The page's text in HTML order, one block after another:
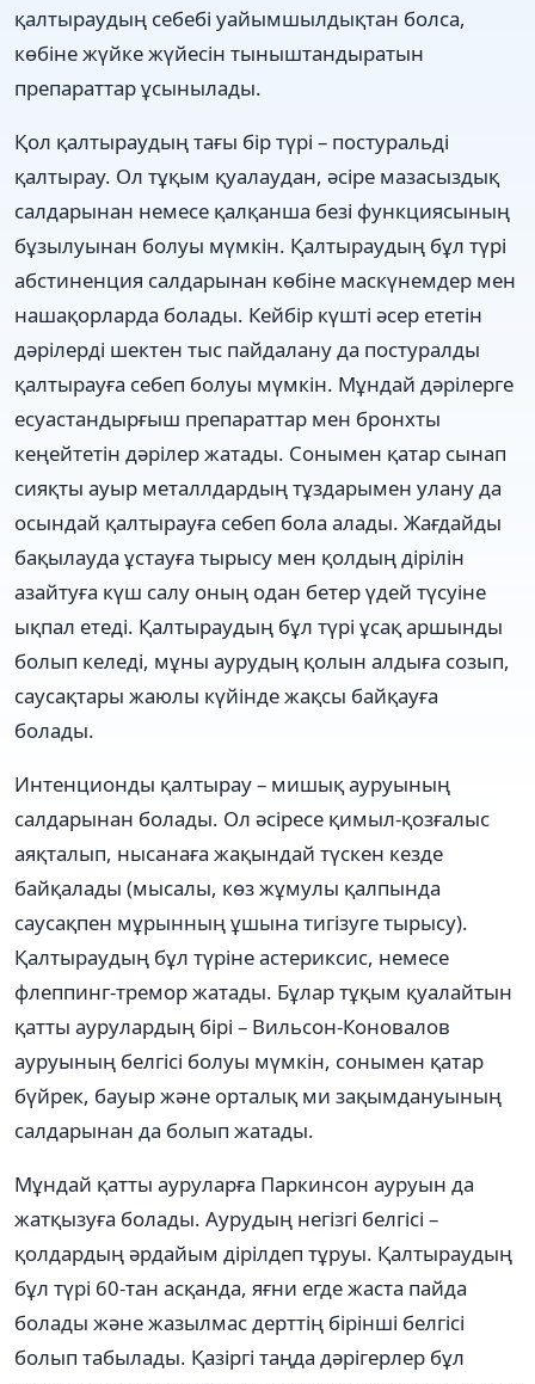
қалтыраудың себебі уайымшылдықтан болса,
көбіне жүйке жүйесін тыныштандыратын
препараттар ұсынылады.
Қол қалтыраудың тағы бір түрі – постуральді
қалтырау. Ол тұқым қуалаудан, әсіре мазасыздық
салдарынан немесе қалқанша безі функциясының
бұзылуынан болуы мүмкін. Қалтыраудың бұл түрі
абстиненция салдарынан көбіне маскүнемдер мен
нашақорларда болады. Кейбір күшті әсер ететін
дәрілерді шектен тыс пайдалану да постуралды
қалтырауға себеп болуы мүмкін. Мұндай дәрілерге
есуастандырғыш препараттар мен бронхты
кеңейтетін дәрілер жатады. Сонымен қатар сынап
сияқты ауыр металлдардың тұздарымен улану да
осындай қалтырауға себеп бола алады. Жағдайды
бақылауда ұстауға тырысу мен қолдың дірілін
азайтуға күш салу оның одан бетер үдей түсуіне
ықпал етеді. Қалтыраудың бұл түрі ұсақ аршынды
болып келеді, мұны аурудың қолын алдыға созып,
саусақтары жаюлы күйінде жақсы байқауға
болады.
Интенционды қалтырау – мишық ауруының
салдарынан болады. Ол әсіресе қимыл-қозғалыс
аяқталып, нысанаға жақындай түскен кезде
байқалады (мысалы, көз жұмулы қалпында
саусақпен мұрынның ұшына тигізуге тырысу).
Қалтыраудың бұл түріне астериксис, немесе
флеппинг-тремор жатады. Бұлар тұқым қуалайтын
қатты аурулардың бірі – Вильсон-Коновалов
ауруының белгісі болуы мүмкін, сонымен қатар
бүйрек, бауыр және орталық ми зақымдануының
салдарынан да болып жатады.
Мұндай қатты ауруларға Паркинсон ауруын да
жатқызуға болады. Аурудың негізгі белгісі –
қолдардың әрдайым дірілдеп тұруы. Қалтыраудың
бұл түрі 60-тан асқанда, яғни егде жаста пайда
болады және жазылмас дерттің бірінші белгісі
болып табылады. Қазіргі таңда дәрігерлер бұл